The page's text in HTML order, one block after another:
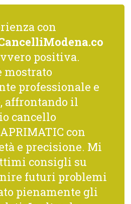
con
positiva.
mostrato
professionale e
affrontando il
cancello
con
e precisione. Mi
consigli su
futuri problemi
pienamente gli